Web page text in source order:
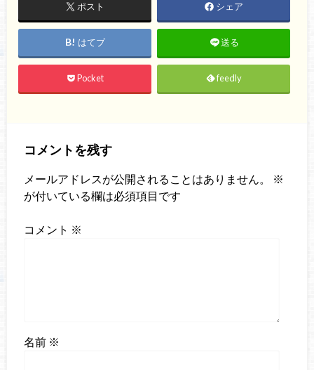
ポスト シェア
はてブ 送る
Pocket feedly
コメントを残す
メールアドレスが公開されることはありません。
※
が付いている欄は必須項目です
コメント ※
名前 ※